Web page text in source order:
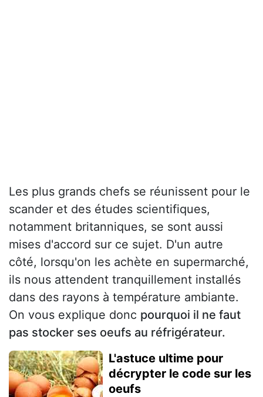
Les plus grands chefs se réunissent pour le
scander et des études scientifiques,
notamment britanniques, se sont aussi
mises d'accord sur ce sujet. D'un autre
côté, lorsqu'on les achète en supermarché,
ils nous attendent tranquillement installés
dans des rayons à température ambiante.
On vous explique donc pourquoi il ne faut
pas stocker ses oeufs au réfrigérateur.
L'astuce ultime pour
décrypter le code sur les
oeufs